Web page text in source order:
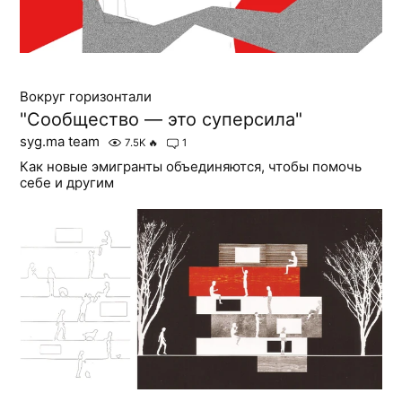
Вокруг горизонтали
"Сообщество — это суперсила"
syg.ma team 7.5K 🔥 1
Как новые эмигранты объединяются, чтобы помочь
себе и другим